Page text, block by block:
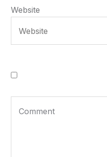
Website